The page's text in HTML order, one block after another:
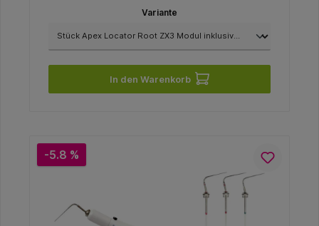
Variante
In den Warenkorb
-5.8 %